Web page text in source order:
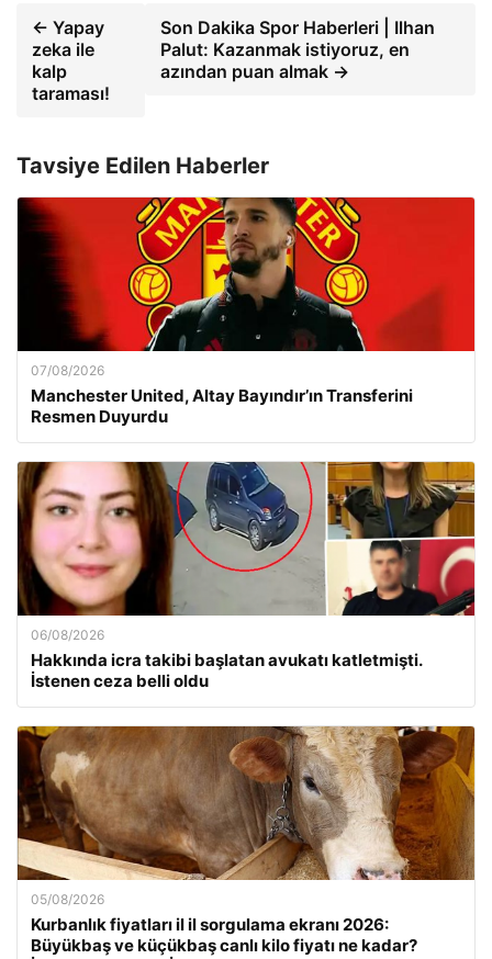
← Yapay
zeka ile
kalp
taraması!
Son Dakika Spor Haberleri | Ilhan
Palut: Kazanmak istiyoruz, en
azından puan almak →
Tavsiye Edilen Haberler
07/08/2026
Manchester United, Altay Bayındır’ın Transferini
Resmen Duyurdu
06/08/2026
Hakkında icra takibi başlatan avukatı katletmişti.
İstenen ceza belli oldu
05/08/2026
Kurbanlık fiyatları il il sorgulama ekranı 2026:
Büyükbaş ve küçükbaş canlı kilo fiyatı ne kadar?